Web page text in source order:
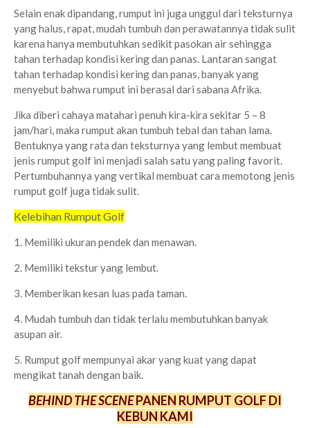
Selain enak dipandang, rumput ini juga unggul dari teksturnya
yang halus, rapat, mudah tumbuh dan perawatannya tidak sulit
karena hanya membutuhkan sedikit pasokan air sehingga
tahan terhadap kondisi kering dan panas. Lantaran sangat
tahan terhadap kondisi kering dan panas, banyak yang
menyebut bahwa rumput ini berasal dari sabana Afrika.
Jika diberi cahaya matahari penuh kira-kira sekitar 5 – 8
jam/hari, maka rumput akan tumbuh tebal dan tahan lama.
Bentuknya yang rata dan teksturnya yang lembut membuat
jenis rumput golf ini menjadi salah satu yang paling favorit.
Pertumbuhannya yang vertikal membuat cara memotong jenis
rumput golf juga tidak sulit.
Kelebihan Rumput Golf
1. Memiliki ukuran pendek dan menawan.
2. Memiliki tekstur yang lembut.
3. Memberikan kesan luas pada taman.
4. Mudah tumbuh dan tidak terlalu membutuhkan banyak
asupan air.
5. Rumput golf mempunyai akar yang kuat yang dapat
mengikat tanah dengan baik.
BEHIND THE SCENEPANEN RUMPUT GOLF DI
KEBUN KAMI